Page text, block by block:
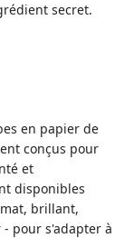
secret.
en papier de
conçus pour
et
disponibles
brillant,
pour s'adapter à